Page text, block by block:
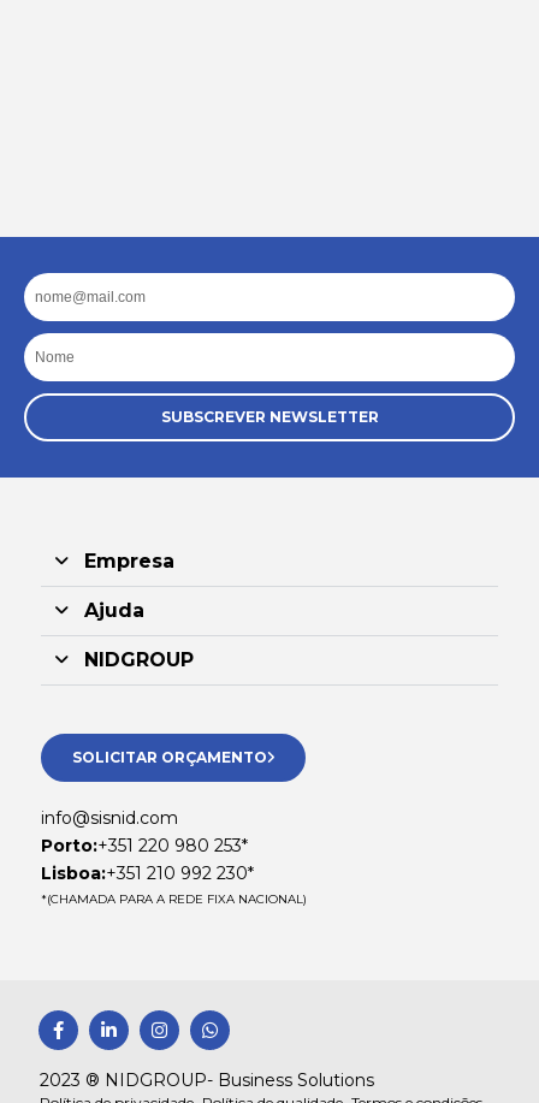
Email
Nome
SUBSCREVER NEWSLETTER
Empresa
Ajuda
NIDGROUP
SOLICITAR ORÇAMENTO
info@sisnid.com
Porto:+351 220 980 253*
Lisboa:+351 210 992 230*
*(CHAMADA PARA A REDE FIXA NACIONAL)
F
a
c
e
b
L
i
n
k
e
I
n
s
t
a
W
h
a
2023 ® NIDGROUP- Business Solutions